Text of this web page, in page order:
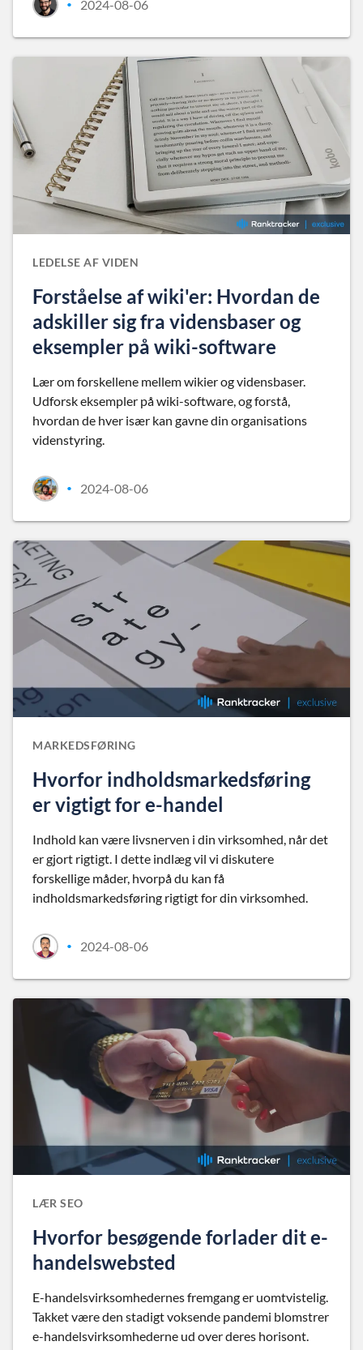
• 2024-08-06
LEDELSE AF VIDEN
Forståelse af wiki'er: Hvordan de
adskiller sig fra vidensbaser og
eksempler på wiki-software
Lær om forskellene mellem wikier og vidensbaser.
Udforsk eksempler på wiki-software, og forstå,
hvordan de hver især kan gavne din organisations
videnstyring.
• 2024-08-06
MARKEDSFØRING
Hvorfor indholdsmarkedsføring
er vigtigt for e-handel
Indhold kan være livsnerven i din virksomhed, når det
er gjort rigtigt. I dette indlæg vil vi diskutere
forskellige måder, hvorpå du kan få
indholdsmarkedsføring rigtigt for din virksomhed.
• 2024-08-06
LÆR SEO
Hvorfor besøgende forlader dit e-
handelswebsted
E-handelsvirksomhedernes fremgang er uomtvistelig.
Takket være den stadigt voksende pandemi blomstrer
e-handelsvirksomhederne ud over deres horisont.